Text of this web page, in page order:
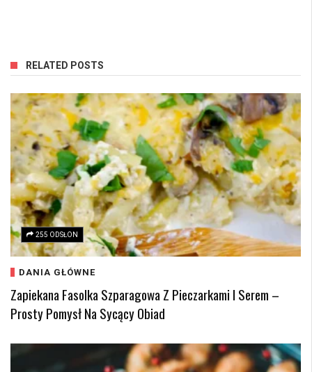
RELATED POSTS
255 ODSŁON
DANIA GŁÓWNE
Zapiekana Fasolka Szparagowa Z Pieczarkami I Serem –
Prosty Pomysł Na Sycący Obiad